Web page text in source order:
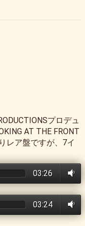
プロデュ
AT THE FRONT
レア盤ですが、7イ
03:26
03:24